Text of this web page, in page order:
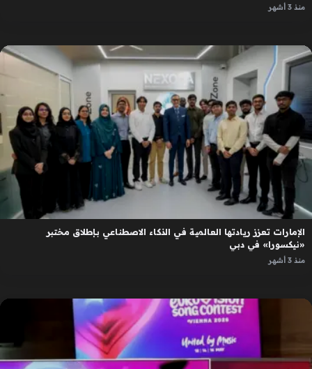
منذ 3 أشهر
الإمارات تعزز ريادتها العالمية في الذكاء الاصطناعي بإطلاق مختبر
«نيكسورا» في دبي
منذ 3 أشهر